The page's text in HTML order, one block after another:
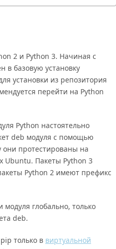
2 и Python 3. Начиная с
в базовую установку
установки из репозитория
перейти на Python
Python настоятельно
deb модуля с помощью
они протестированы на
Ubuntu. Пакеты Python 3
Python 2 имеют префикс
модуля глобально, только
deb.
только в виртуальной